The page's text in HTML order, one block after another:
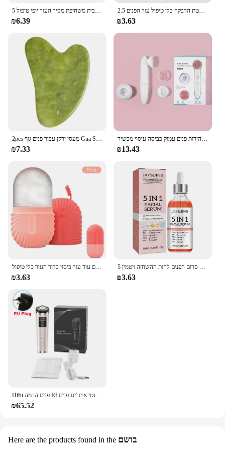
5 ב 1 פנים ניקוי פנים נקבובית ניקוי פנים מעסה חשמלית עמוק ניקוי מברשת נקבובית משחיפת מסיר העור יופי טיפול
₪6.39
2.5 ס "מ * 5 מ 'קינסיולוגיה עבור הפנים הצוואר קו העיניים הרמת מסיר קמטים מדבקת קלטת הדבקה כלי טיפול עור הפנים bandagem elastica
₪3.63
2pcs מעסי ירקן עבור פנים גוף Gua Sha מגרד יופי פנים רולר סט טבעי גואש אבן עיסוי הרזיה עור מעלית טיפוח
₪7.33
חשמלי פנים ניקוי סוללה מופעל עמיד למים רטט פנים ניקוי מברשת 2 מהירות פנים עמוק כביסה עיסוי מכשיר
₪13.43
קוביית קרח פנים עובש סיליקון הקפאה יופי הרמת קרח כלי פנים עור עור כיסוי כדור העור כלי טיפול
₪3.63
5 ב 1 לדעוך קווים עדינים מיצוק הפנים סרום הפנים לחות ההשחזה ויטמין c חומצה היאלורונית חומצה היאלורונית העור
₪3.63
Hifu פנים הרמה Rf תדר גבוה אנטי אייג 'ינג פנים massager פנים microudent פנים פנים microent machine hifu machine
₪65.52
Here are the products found in the בושם